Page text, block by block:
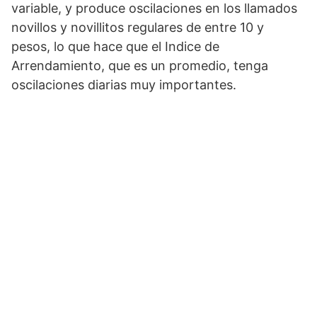
variable, y produce oscilaciones en los llamados
novillos y novillitos regulares de entre 10 y
pesos, lo que hace que el Indice de
Arrendamiento, que es un promedio, tenga
oscilaciones diarias muy importantes.